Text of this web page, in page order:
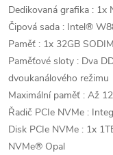
Dedikovaná grafika :
Čipová sada : Intel®
Paměť : 1x 32GB
Paměťové sloty : Dva
dvoukanálového režimu
Maximální paměť : Až
Řadič PCIe NVMe :
Disk PCIe NVMe : 1x
NVMe® Opal